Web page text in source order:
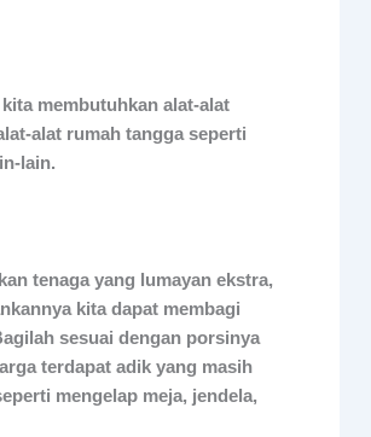
membutuhkan alat-alat
alat rumah tangga seperti
lain.
tenaga yang lumayan ekstra,
kita dapat membagi
sesuai dengan porsinya
terdapat adik yang masih
mengelap meja, jendela,